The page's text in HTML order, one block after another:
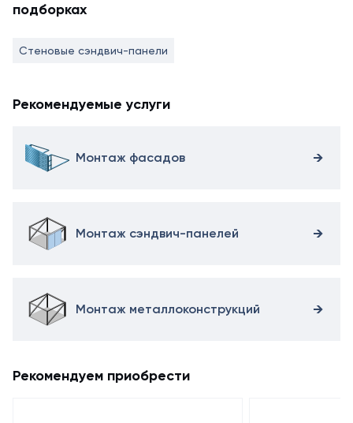
подборках
Стеновые сэндвич-панели
Рекомендуемые услуги
Монтаж фасадов
Монтаж сэндвич-панелей
Монтаж металлоконструкций
Рекомендуем приобрести